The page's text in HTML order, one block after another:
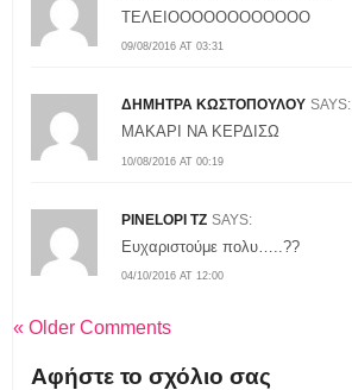
09/08/2016 AT 03:31
ΤΕΛΕΙΟΟΟΟΟΟΟΟΟΟΟΟ
ΔΗΜΗΤΡΑ ΚΩΣΤΟΠΟΥΛΟΥ SAYS:
10/08/2016 AT 00:19
ΜΑΚΑΡΙ ΝΑ ΚΕΡΔΙΣΩ
PINELOPI TZ SAYS:
04/10/2016 AT 12:00
Ευχαριστούμε πολυ…..??
« Older Comments
Αφήστε το σχόλιο σας